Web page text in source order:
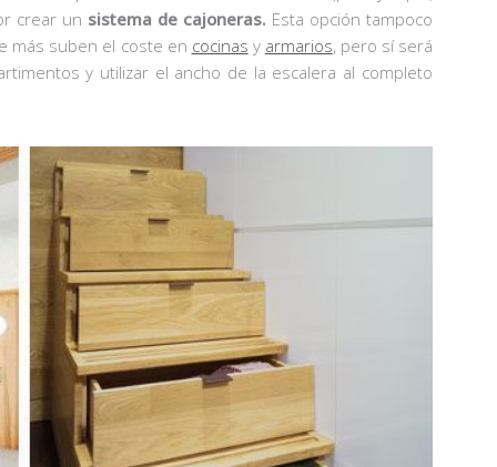
crear un sistema de cajoneras. Esta opción tampoco
más suben el coste en cocinas y armarios, pero sí será
y utilizar el ancho de la escalera al completo